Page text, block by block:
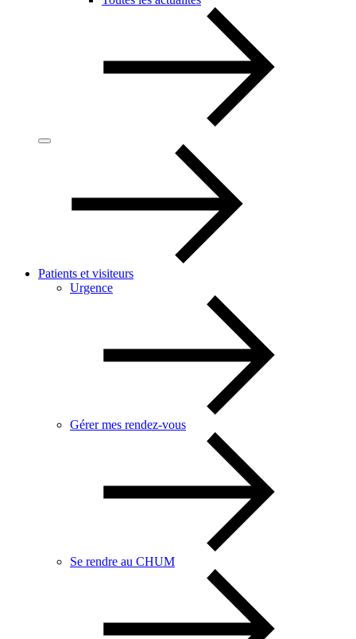
Patients et visiteurs
Urgence
Gérer mes rendez-vous
Se rendre au CHUM